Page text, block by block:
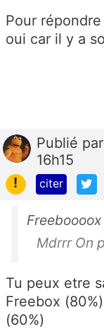
Pour
oui car il y a
Publié par
16h15
!
citer
Mdrrr On
Tu peux etre
Freebox
(60%)